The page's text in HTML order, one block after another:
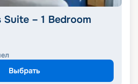
Suite – 1 Bedroom
Выбрать